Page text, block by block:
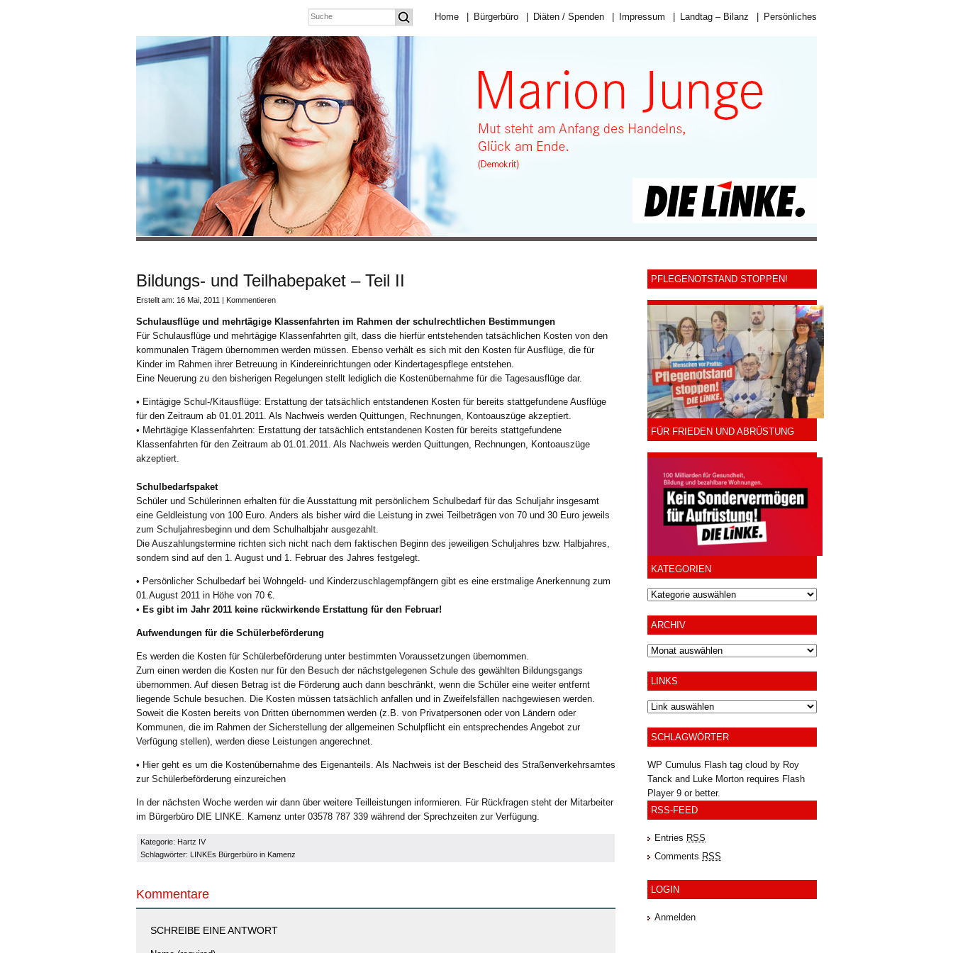
Home Bürgerbüro Diäten / Spenden Impressum Landtag – Bilanz Persönliches
Bildungs- und Teilhabepaket – Teil II
Erstellt am: 16 Mai, 2011 | Kommentieren
Schulausflüge und mehrtägige Klassenfahrten im Rahmen der schulrechtlichen Bestimmungen
Für Schulausflüge und mehrtägige Klassenfahrten gilt, dass die hierfür entstehenden tatsächlichen Kosten von den
kommunalen Trägern übernommen werden müssen. Ebenso verhält es sich mit den Kosten für Ausflüge, die für
Kinder im Rahmen ihrer Betreuung in Kindereinrichtungen oder Kindertagespflege entstehen.
Eine Neuerung zu den bisherigen Regelungen stellt lediglich die Kostenübernahme für die Tagesausflüge dar.
• Eintägige Schul-/Kitausflüge: Erstattung der tatsächlich entstandenen Kosten für bereits stattgefundene Ausflüge
für den Zeitraum ab 01.01.2011. Als Nachweis werden Quittungen, Rechnungen, Kontoauszüge akzeptiert.
• Mehrtägige Klassenfahrten: Erstattung der tatsächlich entstandenen Kosten für bereits stattgefundene
Klassenfahrten für den Zeitraum ab 01.01.2011. Als Nachweis werden Quittungen, Rechnungen, Kontoauszüge
akzeptiert.
Schulbedarfspaket
Schüler und Schülerinnen erhalten für die Ausstattung mit persönlichem Schulbedarf für das Schuljahr insgesamt
eine Geldleistung von 100 Euro. Anders als bisher wird die Leistung in zwei Teilbeträgen von 70 und 30 Euro jeweils
zum Schuljahresbeginn und dem Schulhalbjahr ausgezahlt.
Die Auszahlungstermine richten sich nicht nach dem faktischen Beginn des jeweiligen Schuljahres bzw. Halbjahres,
sondern sind auf den 1. August und 1. Februar des Jahres festgelegt.
• Persönlicher Schulbedarf bei Wohngeld- und Kinderzuschlagempfängern gibt es eine erstmalige Anerkennung zum
01.August 2011 in Höhe von 70 €.
• Es gibt im Jahr 2011 keine rückwirkende Erstattung für den Februar!
Aufwendungen für die Schülerbeförderung
Es werden die Kosten für Schülerbeförderung unter bestimmten Voraussetzungen übernommen.
Zum einen werden die Kosten nur für den Besuch der nächstgelegenen Schule des gewählten Bildungsgangs
übernommen. Auf diesen Betrag ist die Förderung auch dann beschränkt, wenn die Schüler eine weiter entfernt
liegende Schule besuchen. Die Kosten müssen tatsächlich anfallen und in Zweifelsfällen nachgewiesen werden.
Soweit die Kosten bereits von Dritten übernommen werden (z.B. von Privatpersonen oder von Ländern oder
Kommunen, die im Rahmen der Sicherstellung der allgemeinen Schulpflicht ein entsprechendes Angebot zur
Verfügung stellen), werden diese Leistungen angerechnet.
• Hier geht es um die Kostenübernahme des Eigenanteils. Als Nachweis ist der Bescheid des Straßenverkehrsamtes
zur Schülerbeförderung einzureichen
In der nächsten Woche werden wir dann über weitere Teilleistungen informieren. Für Rückfragen steht der Mitarbeiter
im Bürgerbüro DIE LINKE. Kamenz unter 03578 787 339 während der Sprechzeiten zur Verfügung.
Kategorie: Hartz IV
Schlagwörter: LINKEs Bürgerbüro in Kamenz
Kommentare
SCHREIBE EINE ANTWORT
PFLEGENOTSTAND STOPPEN!
FÜR FRIEDEN UND ABRÜSTUNG
KATEGORIEN
ARCHIV
Archiv
LINKS
SCHLAGWÖRTER
WP Cumulus Flash tag cloud by Roy
Tanck and Luke Morton requires Flash
Player9 or better.
RSS-FEED
Entries RSS
Comments RSS
LOGIN
Anmelden